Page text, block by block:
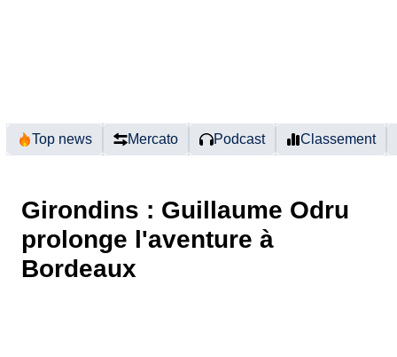
Top news Mercato Podcast Classement
Girondins : Guillaume Odru
prolonge l'aventure à
Bordeaux